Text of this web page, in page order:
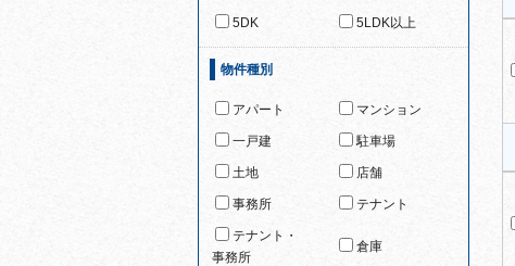
5DK 5LDK以上
物件種別
アパート マンション
一戸建 駐車場
土地 店舗
事務所 テナント
テナント・
事務所
倉庫